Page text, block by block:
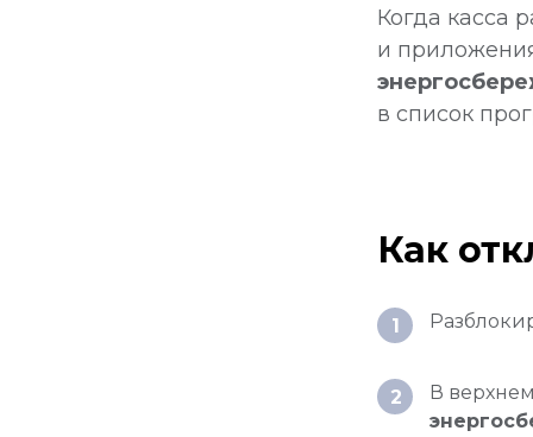
Когда касса
и
в список
Как
1
2 В